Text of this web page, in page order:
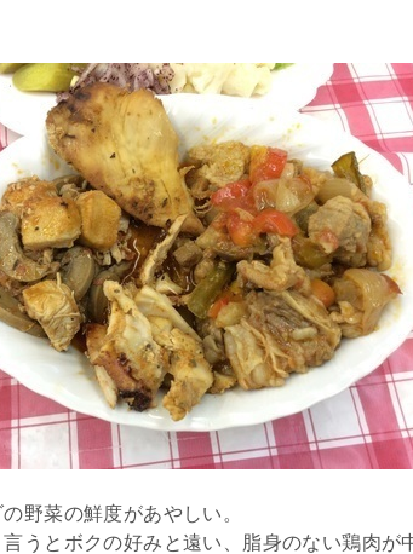
野菜の鮮度があやしい。
うとボクの好みと遠い、脂身のない鶏肉が